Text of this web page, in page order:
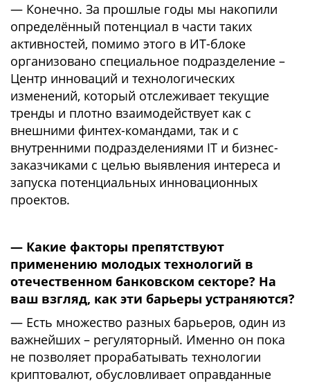
— Конечно. За прошлые годы мы накопили
определённый потенциал в части таких
активностей, помимо этого в ИТ-блоке
организовано специальное подразделение –
Центр инноваций и технологических
изменений, который отслеживает текущие
тренды и плотно взаимодействует как с
внешними финтех-командами, так и с
внутренними подразделениями IT и бизнеc-
заказчиками с целью выявления интереса и
запуска потенциальных инновационных
проектов.
— Какие факторы препятствуют
применению молодых технологий в
отечественном банковском секторе? На
ваш взгляд, как эти барьеры устраняются?
— Есть множество разных барьеров, один из
важнейших – регуляторный. Именно он пока
не позволяет прорабатывать технологии
криптовалют, обусловливает оправданные